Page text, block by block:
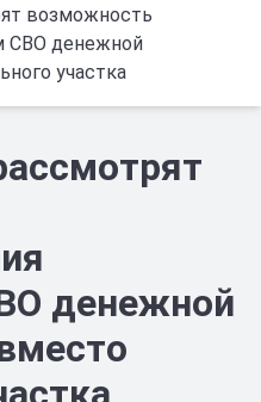
возможность
СВО денежной
участка
денежной